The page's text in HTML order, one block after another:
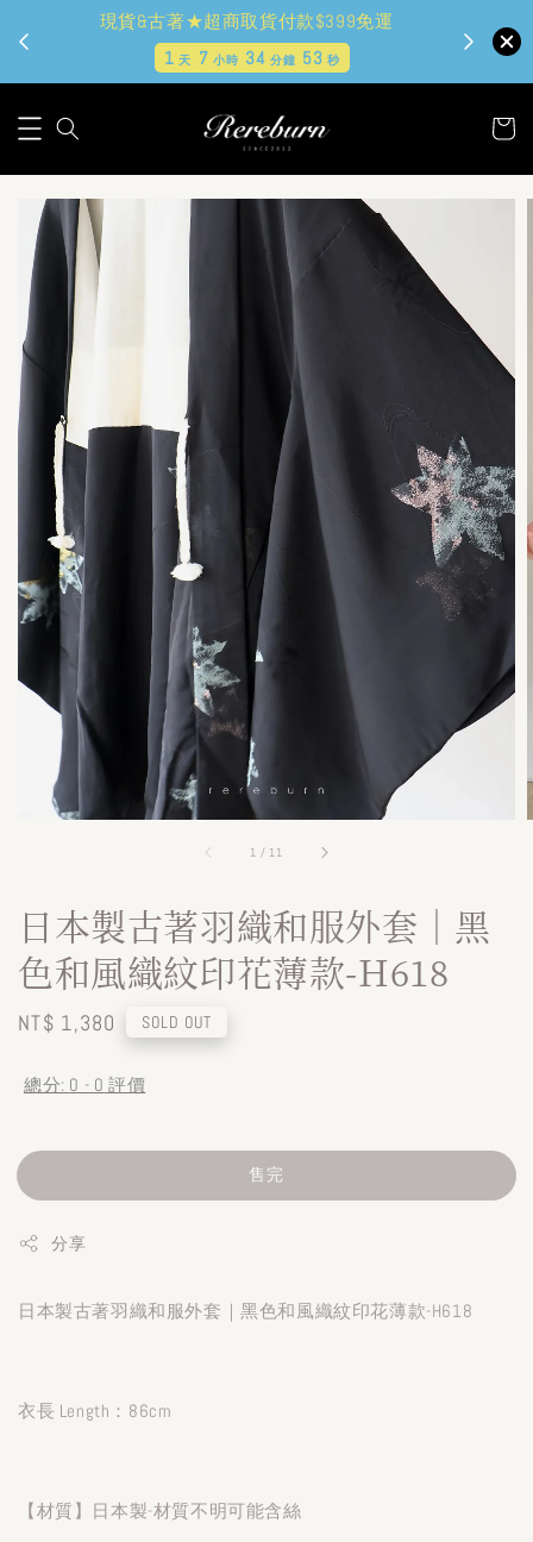
現貨&古著★超商取貨付款$399免運
1天 7小時 34分鐘 52 秒
1 / 11
日本製古著羽織和服外套｜黑
色和風織紋印花薄款-H618
Regular
NT$ 1,380 SOLD OUT
總分: 0 - 0 評價
售完
分享
日本製古著羽織和服外套｜黑色和風織紋印花薄款-H618
衣長 Length：86cm
【材質】日本製-材質不明可能含絲